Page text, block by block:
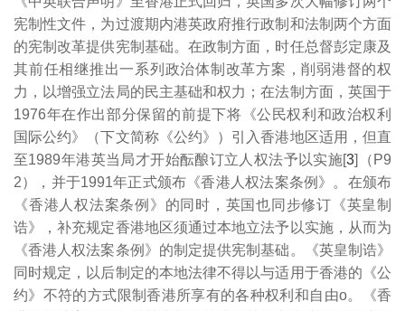
宪制性文件，为过渡期内港英政府推行政制和法制两个方面
的宪制改革提供宪制基础。在政制方面，时任总督彭定康及
其前任相继推出一系列政治体制改革方案，削弱港督的权
力，以增强立法局的民主基础和权力；在法制方面，英国于
1976年在作出部分保留的前提下将《公民权利和政治权利
国际公约》（下文简称《公约》）引入香港地区适用，但直
至1989年港英当局才开始酝酿订立人权法予以实施[3]（P9
2），并于1991年正式颁布《香港人权法案条例》。在颁布
《香港人权法案条例》的同时，英国也同步修订《英皇制
诰》，补充规定香港地区须通过本地立法予以实施，从而为
《香港人权法案条例》的制定提供宪制基础。《英皇制诰》
同时规定，以后制定的本地法律不得以与适用于香港的《公
约》不符的方式限制香港所享有的各种权利和自由o。《香